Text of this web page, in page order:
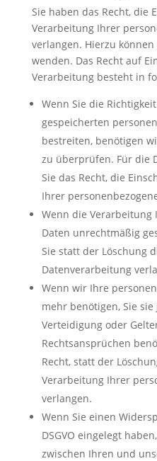
Sie haben das Recht, die
Verarbeitung Ihrer
verlangen. Hierzu
wenden. Das Recht auf
Verarbeitung besteht in
Wenn Sie die
gespeicherten
bestreiten, benötigen
zu überprüfen. Für die
Sie das Recht, die
Ihrer
Wenn die Verarbeitung
Daten unrechtmäßig
Sie statt der Löschung
Datenverarbeitung
Wenn wir Ihre
mehr benötigen, Sie
Verteidigung oder
Rechtsansprüchen
Recht, statt der
Verarbeitung Ihrer
verlangen.
Wenn Sie einen
DSGVO eingelegt
zwischen Ihren und